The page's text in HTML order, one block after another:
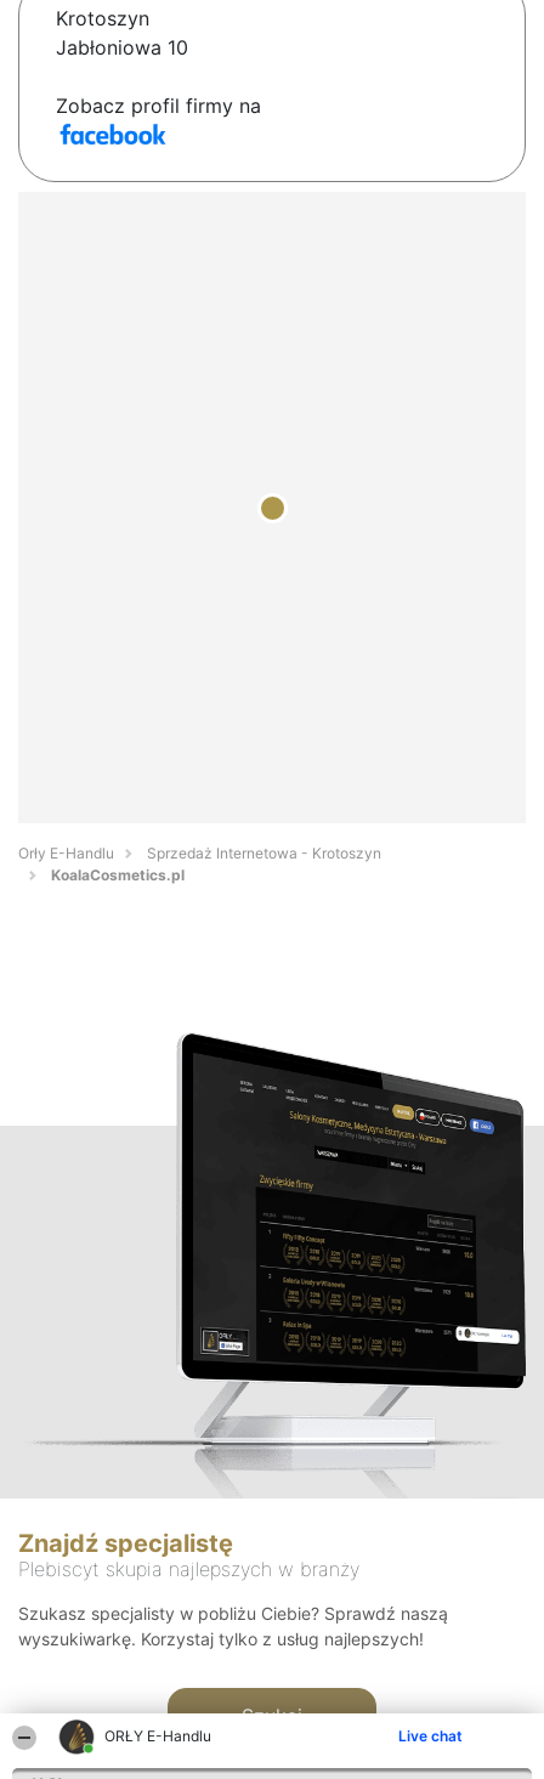
ORŁY E-Handlu Live chat
Krotoszyn
Jabłoniowa 10
Zobacz profil firmy na
Orły E-Handlu
Sprzedaż Internetowa - Krotoszyn
KoalaCosmetics.pl
Znajdź specjalistę
Plebiscyt skupia najlepszych w branży
Szukasz specjalisty w pobliżu Ciebie? Sprawdź naszą
wyszukiwarkę. Korzystaj tylko z usług najlepszych!
Szukaj